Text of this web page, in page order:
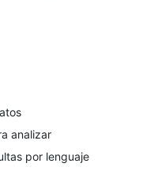
analizar
por lenguaje